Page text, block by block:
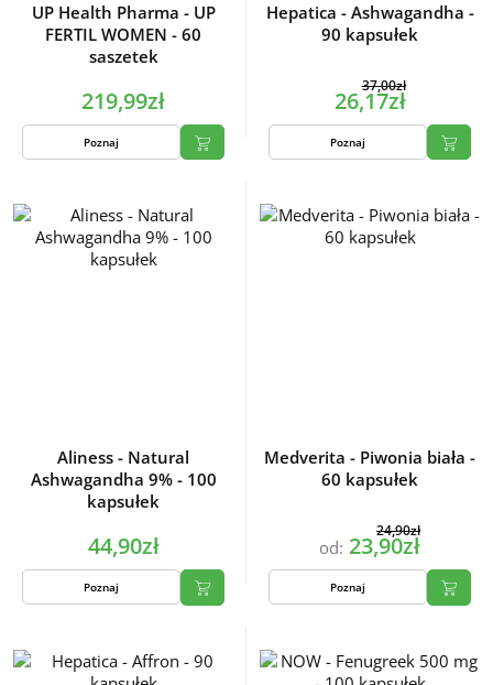
UP Health Pharma - UP
FERTIL WOMEN - 60
saszetek
219,99zł
Poznaj
Hepatica - Ashwagandha -
90 kapsułek
37,00zł
26,17zł
Poznaj
Aliness - Natural
Ashwagandha 9% - 100
kapsułek
44,90zł
Poznaj
Medverita - Piwonia biała -
60 kapsułek
od:
24,90zł
23,90zł
Poznaj